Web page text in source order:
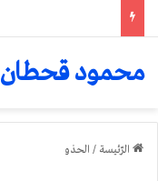
محمود قحطان
الرّئيسة / الحذو